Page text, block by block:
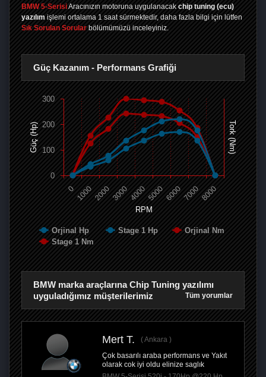
BMW 5-SerisiAracınızın motoruna uygulanacak chip tuning (ecu)
yazılım işlemi ortalama 1 saat sürmektedir, daha fazla bilgi için lütfen
Sık Sorulan Sorular bölümümüzü inceleyiniz.
Güç Kazanım - Performans Grafiği
RPM
Güç (Hp) Tork (Nm)
Orjinal Hp Stage 1 Hp
Orjinal Nm
Stage 1 Nm
0 100020003000 40005000600070008000
0
100
200
300
BMW marka araçlarına Chip Tuning yazılımı
uyguladığımız müşterilerimiz
Tüm yorumlar
Mert T.
Ankara
Çok basarılı araba performans ve Yakıt
olarak cok iyi oldu elinize saglık